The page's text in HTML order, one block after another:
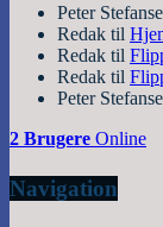
Peter
Redak til
Redak til
Redak til
Peter
2 Brugere Online
Navigation